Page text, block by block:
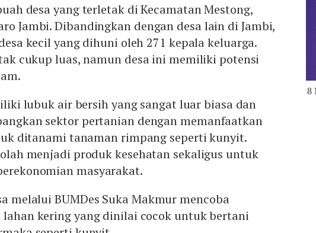
desa yang terletak di Kecamatan Mestong,
Jambi. Dibandingkan dengan desa lain di Jambi,
kecil yang dihuni oleh 271 kepala keluarga.
cukup luas, namun desa ini memiliki potensi
lubuk air bersih yang sangat luar biasa dan
sektor pertanian dengan memanfaatkan
ditanami tanaman rimpang seperti kunyit.
menjadi produk kesehatan sekaligus untuk
masyarakat.
melalui BUMDes Suka Makmur mencoba
kering yang dinilai cocok untuk bertani